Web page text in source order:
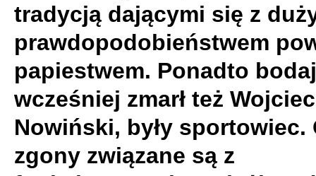
tradycją dającymi się z
prawdopodobieństwem
papiestwem. Ponadto
wcześniej zmarł też
Nowiński, były sportowiec.
zgony związane są z